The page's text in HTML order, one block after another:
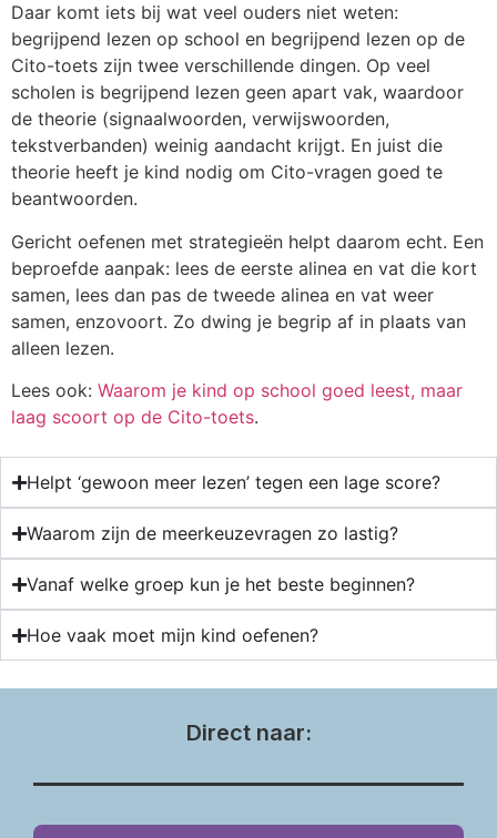
Daar komt iets bij wat veel ouders niet weten:
begrijpend lezen op school en begrijpend lezen op de
Cito-toets zijn twee verschillende dingen. Op veel
scholen is begrijpend lezen geen apart vak, waardoor
de theorie (signaalwoorden, verwijswoorden,
tekstverbanden) weinig aandacht krijgt. En juist die
theorie heeft je kind nodig om Cito-vragen goed te
beantwoorden.
Gericht oefenen met strategieën helpt daarom echt. Een
beproefde aanpak: lees de eerste alinea en vat die kort
samen, lees dan pas de tweede alinea en vat weer
samen, enzovoort. Zo dwing je begrip af in plaats van
alleen lezen.
Lees ook: Waarom je kind op school goed leest, maar
laag scoort op de Cito-toets.
Helpt ‘gewoon meer lezen’ tegen een lage score?
Waarom zijn de meerkeuzevragen zo lastig?
Vanaf welke groep kun je het beste beginnen?
Hoe vaak moet mijn kind oefenen?
Direct naar: